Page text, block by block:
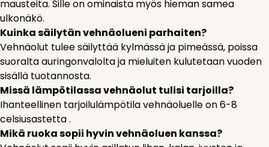
mausteita. Sille on ominaista myös hieman samea
ulkonäkö.
Kuinka säilytän vehnäolueni parhaiten?
Vehnäolut tulee säilyttää kylmässä ja pimeässä, poissa
suoralta auringonvalolta ja mieluiten kulutetaan vuoden
sisällä tuotannosta.
Missä lämpötilassa vehnäolut tulisi tarjoilla?
Ihanteellinen tarjoilulämpötila vehnäoluelle on 6-8
celsiusastetta .
Mikä ruoka sopii hyvin vehnäoluen kanssa?